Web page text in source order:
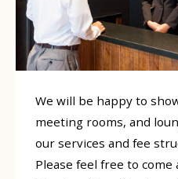
We will be happy to
meeting rooms, and
our services and fee
Please feel free to come